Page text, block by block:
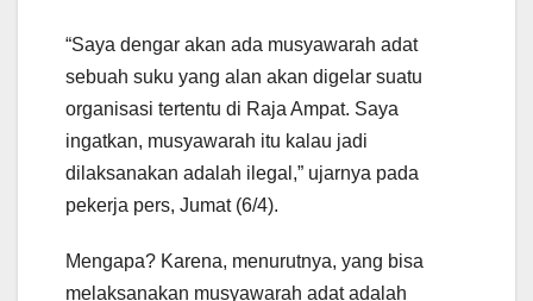
“Saya dengar akan ada musyawarah adat
sebuah suku yang alan akan digelar suatu
organisasi tertentu di Raja Ampat. Saya
ingatkan, musyawarah itu kalau jadi
dilaksanakan adalah ilegal,” ujarnya pada
pekerja pers, Jumat (6/4).
Mengapa? Karena, menurutnya, yang bisa
melaksanakan musyawarah adat adalah